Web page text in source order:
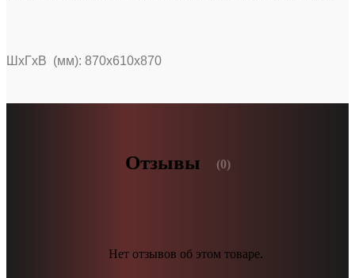
ШхГхВ (мм): 870х610х870
Отзывы (0)
Нет отзывов об этом товаре.